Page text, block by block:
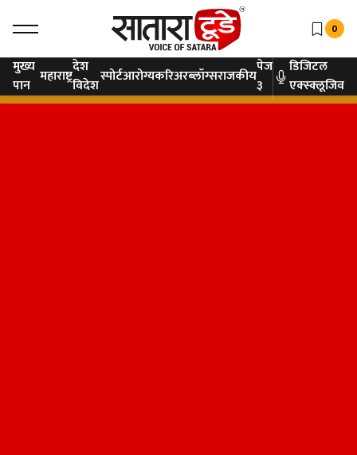
0
मुख्य
पान महाराष्ट्रदेश
विदेशस्पोर्टआरोग्यकरिअरब्लॉग्सराजकीयपेज
३
डिजिटल
एक्स्क्लूजिव